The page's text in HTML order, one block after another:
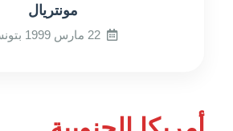
مونتريال
22 مارس 1999 بتونس